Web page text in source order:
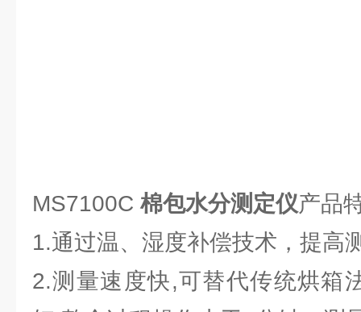
MS7100C 棉包水分测定仪产品
1.通过温、湿度补偿技术，提高
2.测量速度快,可替代传统烘箱